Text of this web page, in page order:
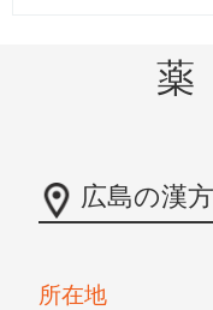
広島の漢
所在地